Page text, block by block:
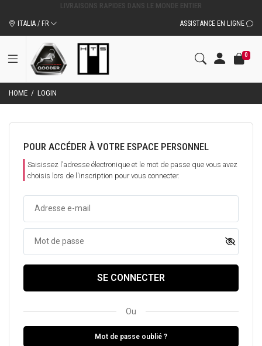
ACCESSOIRES ET PIÈCES DÉTACHÉES D'ORIGINE QOODER
ITALIA / FR ASSISTANCE EN LIGNE
0
HOME / LOGIN
POUR ACCÉDER À VOTRE ESPACE PERSONNEL
Saisissez l'adresse électronique et le mot de passe que vous avez
choisis lors de l'inscription pour vous connecter.
SE CONNECTER
Ou
Mot de passe oublié ?